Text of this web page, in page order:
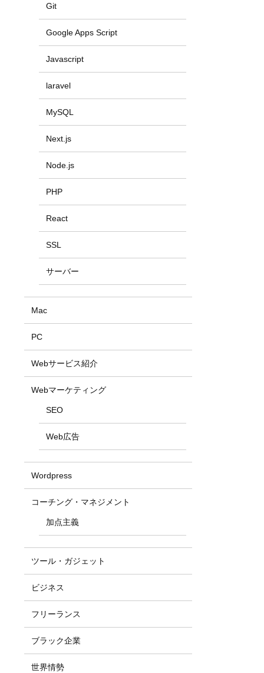
Git
Google Apps Script
Javascript
laravel
MySQL
Next.js
Node.js
PHP
React
SSL
サーバー
Mac
PC
Webサービス紹介
Webマーケティング
SEO
Web広告
Wordpress
コーチング・マネジメント
加点主義
ツール・ガジェット
ビジネス
フリーランス
ブラック企業
世界情勢